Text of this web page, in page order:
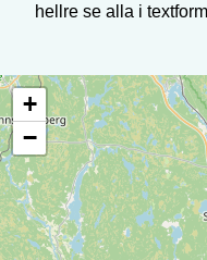
hellre se alla i
+
−